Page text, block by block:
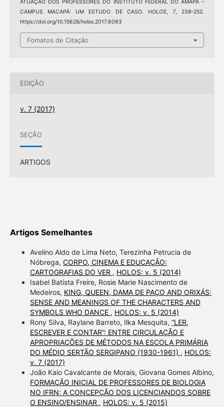
ATUAÇÃO DOS PROFESSORES DO INSTITUTO FEDERAL DO AMAPÁ –
CAMPUS MACAPÁ: UM ESTUDO DE CASO. HOLOS, 7, 238–252.
https://doi.org/10.15628/holos.2017.6093
Fomatos de Citação
EDIÇÃO
v. 7 (2017)
SEÇÃO
ARTIGOS
Artigos Semelhantes
Avelino Aldo de Lima Neto, Terezinha Petrucia de
Nóbrega, CORPO, CINEMA E EDUCAÇÃO:
CARTOGRAFIAS DO VER , HOLOS: v. 5 (2014)
Isabel Batista Freire, Rosie Marie Nascimento de
Medeiros, KING, QUEEN, DAMA DE PAÇO AND ORIXÁS:
SENSE AND MEANINGS OF THE CHARACTERS AND
SYMBOLS WHO DANCE , HOLOS: v. 5 (2014)
Rony Silva, Raylane Barreto, Ilka Mesquita, “LER,
ESCREVER E CONTAR”: ENTRE CIRCULAÇÃO E
APROPRIAÇÕES DE MÉTODOS NA ESCOLA PRIMÁRIA
DO MÉDIO SERTÃO SERGIPANO (1930-1961) , HOLOS:
v. 7 (2017)
João Kaio Cavalcante de Morais, Giovana Gomes Albino,
FORMAÇÃO INICIAL DE PROFESSORES DE BIOLOGIA
NO IFRN: A CONCEPÇÃO DOS LICENCIANDOS SOBRE
O ENSINO/ENSINAR , HOLOS: v. 5 (2015)